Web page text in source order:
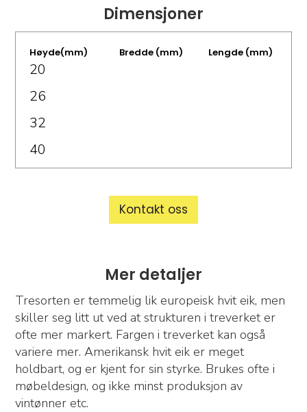
Dimensjoner
Høyde(mm) Bredde (mm) Lengde (mm)
20
26
32
40
Kontakt oss
Mer detaljer
Tresorten er temmelig lik europeisk hvit eik, men
skiller seg litt ut ved at strukturen i treverket er
ofte mer markert. Fargen i treverket kan også
variere mer. Amerikansk hvit eik er meget
holdbart, og er kjent for sin styrke. Brukes ofte i
møbeldesign, og ikke minst produksjon av
vintønner etc.